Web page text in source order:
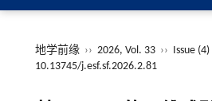
地学前缘 ›› 2026, Vol. 33 ›› Issue (4)
10.13745/j.esf.sf.2026.2.81